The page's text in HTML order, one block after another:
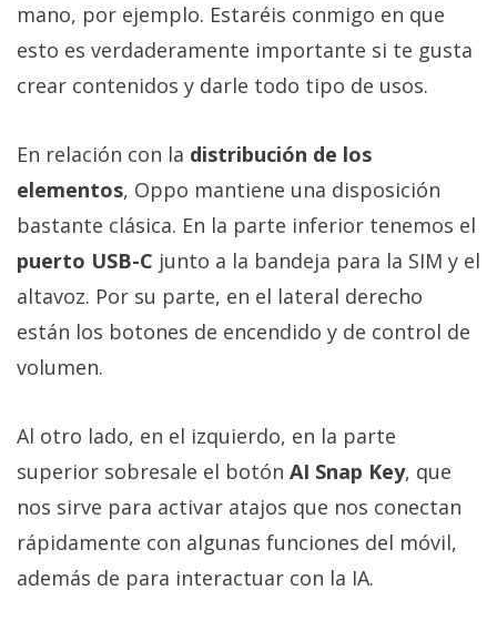
mano, por ejemplo. Estaréis conmigo en que
esto es verdaderamente importante si te gusta
crear contenidos y darle todo tipo de usos.
En relación con la distribución de los
elementos, Oppo mantiene una disposición
bastante clásica. En la parte inferior tenemos el
puerto USB-C junto a la bandeja para la SIM y el
altavoz. Por su parte, en el lateral derecho
están los botones de encendido y de control de
volumen.
Al otro lado, en el izquierdo, en la parte
superior sobresale el botón AI Snap Key, que
nos sirve para activar atajos que nos conectan
rápidamente con algunas funciones del móvil,
además de para interactuar con la IA.